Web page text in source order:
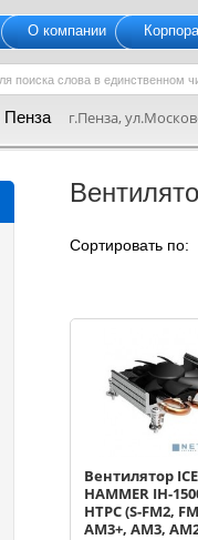
О компании
Пенза г.Пенза,
Сортировать
Вентилятор ICE
HAMMER IH-
HTPC (S-FM2,
AM3+, AM3,